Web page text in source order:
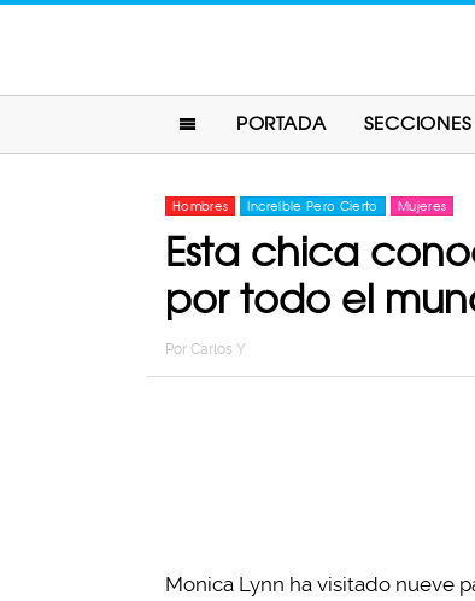
PORTADA SECCIONES
Hombres Increíble Pero Cierto Mujeres
Esta chica
por todo el
Por Carlos Y
Monica Lynn ha visitado nueve